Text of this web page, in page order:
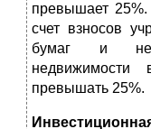
превышает
счет взносов
бумаг и
превышать 25%.